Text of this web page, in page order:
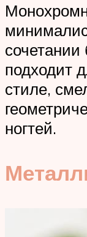
подходит
стиле,
ногтей.